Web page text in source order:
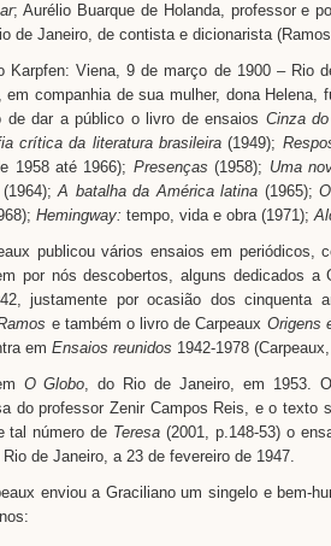
; Aurélio Buarque de Holanda, professor e
de Janeiro, de contista e dicionarista
Karpfen: Viena, 9 de março de 1900 – Rio
em companhia de sua mulher, dona
de dar a público o livro de ensaios Cinza
crítica da literatura brasileira (1949);
1958 até 1966); Presenças (1958); Uma
(1964);A batalha da América latina (1965);
Hemingway: tempo, vida e obra (1971);
publicou vários ensaios em periódicos,
por nós descobertos, alguns dedicados a
justamente por ocasião dos cinquenta
e também o livro de Carpeaux Origens
em Ensaios reunidos 1942-1978
O Globo, do Rio de Janeiro, em 1953.
do professor Zenir Campos Reis, e o texto
tal número de Teresa (2001, p.148-53) o
Rio de Janeiro, a 23 de fevereiro de 1947.
enviou a Graciliano um singelo e bem-